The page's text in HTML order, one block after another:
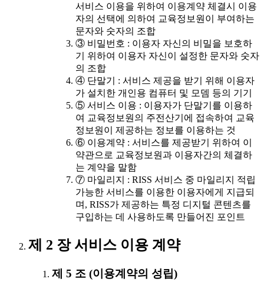
서비스 이용을 위하여 이용계약 체결시 이용
자의 선택에 의하여 교육정보원이 부여하는
문자와 숫자의 조합
③ 비밀번호 : 이용자 자신의 비밀을 보호하
기 위하여 이용자 자신이 설정한 문자와 숫자
의 조합
④ 단말기 : 서비스 제공을 받기 위해 이용자
가 설치한 개인용 컴퓨터 및 모뎀 등의 기기
⑤ 서비스 이용 : 이용자가 단말기를 이용하
여 교육정보원의 주전산기에 접속하여 교육
정보원이 제공하는 정보를 이용하는 것
⑥ 이용계약 : 서비스를 제공받기 위하여 이
약관으로 교육정보원과 이용자간의 체결하
는 계약을 말함
⑦ 마일리지 : RISS 서비스 중 마일리지 적립
가능한 서비스를 이용한 이용자에게 지급되
며, RISS가 제공하는 특정 디지털 콘텐츠를
구입하는 데 사용하도록 만들어진 포인트
제 2 장 서비스 이용 계약
제 5 조 (이용계약의 성립)